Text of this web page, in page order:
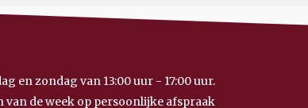
en zondag van 13:00 uur - 17:00 uur.
van de week op persoonlijke afspraak